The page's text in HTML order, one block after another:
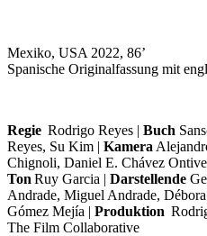
Mexiko, USA 2022, 86’
Spanische Originalfassung mit
Regie Rodrigo Reyes | Buch
Reyes, Su Kim | Kamera
Chignoli, Daniel E. Chávez
Ton Ruy Garcia | Darstellende
Andrade, Miguel Andrade,
Gómez Mejía | Produktion
The Film Collaborative